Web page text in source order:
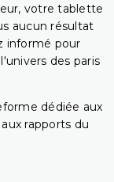
votre tablette
aucun résultat
informé pour
des paris
dédiée aux
rapports du